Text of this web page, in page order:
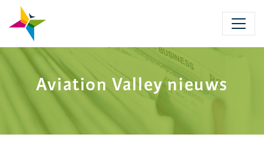
content
Aviation Valley nieuws